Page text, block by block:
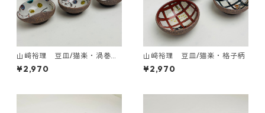
山﨑裕理 豆皿/猫楽・渦巻き
ドット柄
¥2,970
山﨑裕理 豆皿/猫楽・格子柄
¥2,970